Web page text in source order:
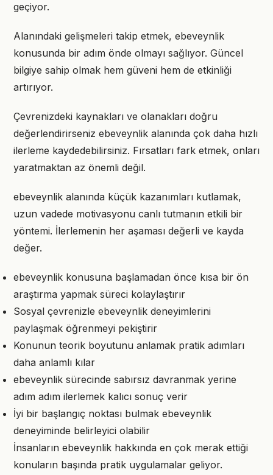
geçiyor.
Alanındaki gelişmeleri takip etmek, ebeveynlik
konusunda bir adım önde olmayı sağlıyor. Güncel
bilgiye sahip olmak hem güveni hem de etkinliği
artırıyor.
Çevrenizdeki kaynakları ve olanakları doğru
değerlendirirseniz ebeveynlik alanında çok daha hızlı
ilerleme kaydedebilirsiniz. Fırsatları fark etmek, onları
yaratmaktan az önemli değil.
ebeveynlik alanında küçük kazanımları kutlamak,
uzun vadede motivasyonu canlı tutmanın etkili bir
yöntemi. İlerlemenin her aşaması değerli ve kayda
değer.
ebeveynlik konusuna başlamadan önce kısa bir ön
araştırma yapmak süreci kolaylaştırır
Sosyal çevrenizle ebeveynlik deneyimlerini
paylaşmak öğrenmeyi pekiştirir
Konunun teorik boyutunu anlamak pratik adımları
daha anlamlı kılar
ebeveynlik sürecinde sabırsız davranmak yerine
adım adım ilerlemek kalıcı sonuç verir
İyi bir başlangıç noktası bulmak ebeveynlik
deneyiminde belirleyici olabilir
İnsanların ebeveynlik hakkında en çok merak ettiği
konuların başında pratik uygulamalar geliyor.